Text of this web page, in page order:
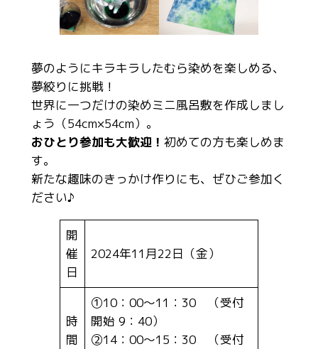
夢のようにキラキラしたむら染めを楽しめる、
夢絞りに挑戦！
世界に一つだけの染めミニ風呂敷を作成しまし
ょう（54cm×54cm）。
おひとり参加も大歓迎！ 初めての方も楽しめま
す。
新たな趣味のきっかけ作りにも、ぜひご参加く
ださい♪
開
催
日
2024年11月22日（金）
時
間
①10：00～11：30 （受付
開始 9：40）
②14：00～15：30 （受付